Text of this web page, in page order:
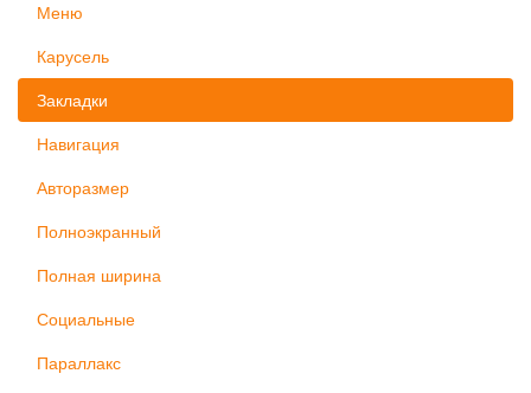
Меню
Карусель
Закладки
Навигация
Авторазмер
Полноэкранный
Полная ширина
Социальные
Параллакс